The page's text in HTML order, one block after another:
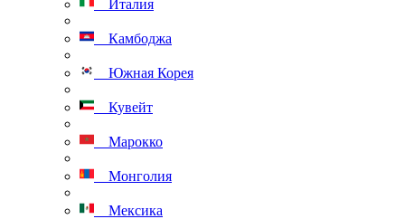
Италия
Камбоджа
Южная Корея
Кувейт
Марокко
Монголия
Мексика